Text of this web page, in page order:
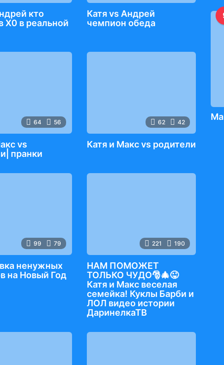
кто
Х0 в реальной
Катя vs Андрей
чемпион обеда
64 56
vs
пранки
62 42
Катя и Макс vs родители
99 79
ненужных
на Новый Год
221 190
НАМ ПОМОЖЕТ
ТОЛЬКО ЧУДО🎅🎄😜
Катя и Макс веселая
семейка! Куклы Барби и
ЛОЛ видео истории
ДаринелкаТВ